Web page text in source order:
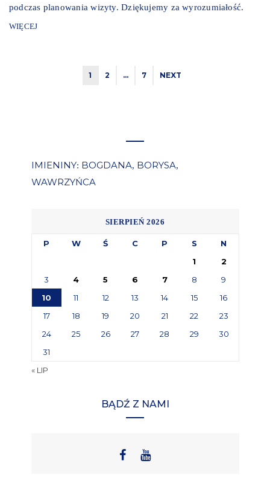
podczas planowania wizyty. Dziękujemy za wyrozumiałość.
WIĘCEJ
1 2 … 7 NEXT
IMIENINY: BOGDANA, BORYSA,
WAWRZYŃCA
SIERPIEŃ 2026
P W Ś C P S
N
1
2
3
4 5 6 7 8
9
10
11 12 13 14 15
16
17
18 19 20 21 22
23
24
25 26 27 28 29
30
31
« LIP
BĄDŹ Z NAMI